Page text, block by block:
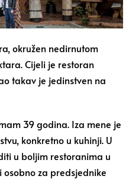
okružen nedirnutom
Cijeli je restoran
takav je jedinstven na
39 godina. Iza mene je
konkretno u kuhinji. U
u boljim restoranima u
za predsjednike